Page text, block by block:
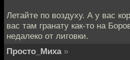
Летайте по воздуху. А у вас
вас там гранату как-то на
недалеко от лиговки.
Просто_Миха »